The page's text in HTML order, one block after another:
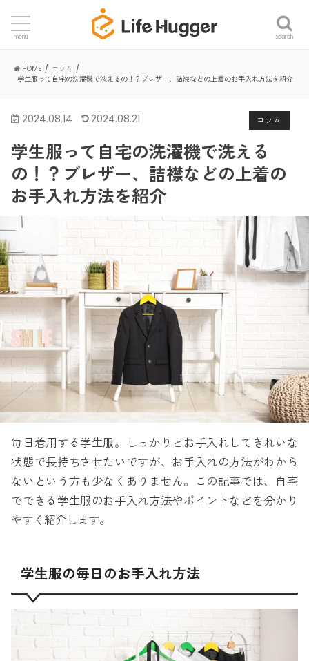
search
menu
HOME
コラム
学生服って自宅の洗濯機で洗えるの！？ブレザー、詰襟などの上着のお手入れ方法を紹介
コラム
2024.08.14 2024.08.21
学生服って自宅の洗濯機で洗える
の！？ブレザー、詰襟などの上着の
お手入れ方法を紹介
毎日着用する学生服。しっかりとお手入れしてきれいな
状態で長持ちさせたいですが、お手入れの方法がわから
ないという方も少なくありません。この記事では、自宅
でできる学生服のお手入れ方法やポイントなどを分かり
やすく紹介します。
学生服の毎日のお手入れ方法